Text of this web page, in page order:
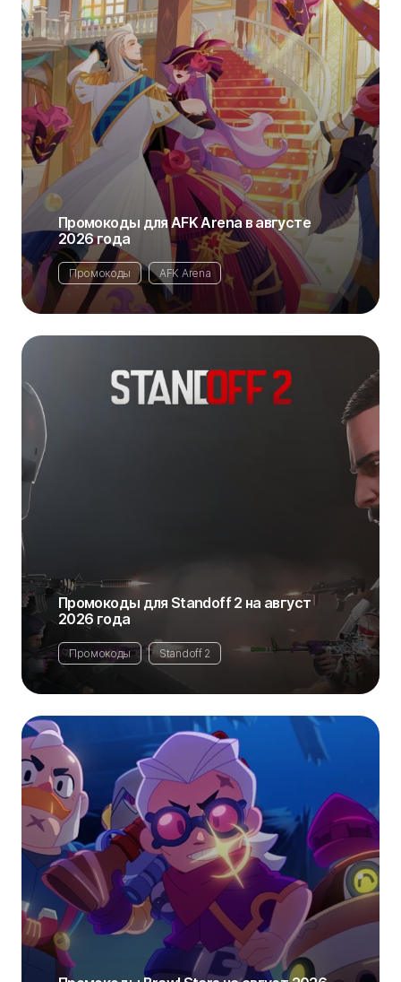
Промокоды для AFK Arena в августе
2026 года
Промокоды AFK Arena
Промокоды для Standoff 2 на август
2026 года
Промокоды Standoff 2